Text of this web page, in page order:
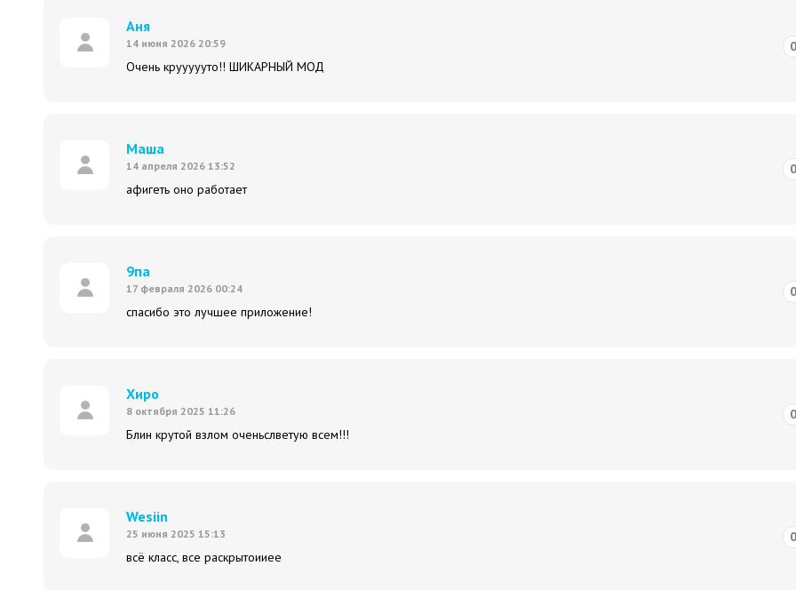
Аня
14 июня 2026 20:59
Очень круууууто!! ШИКАРНЫЙ МОД
Маша
14 апреля 2026 13:52
афигеть оно работает
9па
17 февраля 2026 00:24
спасибо это лучшее приложение!
Хиро
8 октября 2025 11:26
Блин крутой взлом оченьслветую всем!!!
Wesiin
25 июня 2025 15:13
всё класс, все раскрытоииее